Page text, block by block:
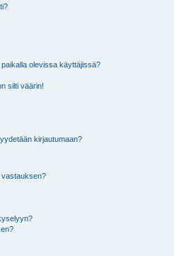
olevissa käyttäjissä?
silti väärin!
kirjautumaan?
vastauksen?